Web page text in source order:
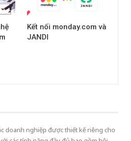
Kết nối monday.com và
JANDI
doanh nghiệp được thiết kế riêng cho